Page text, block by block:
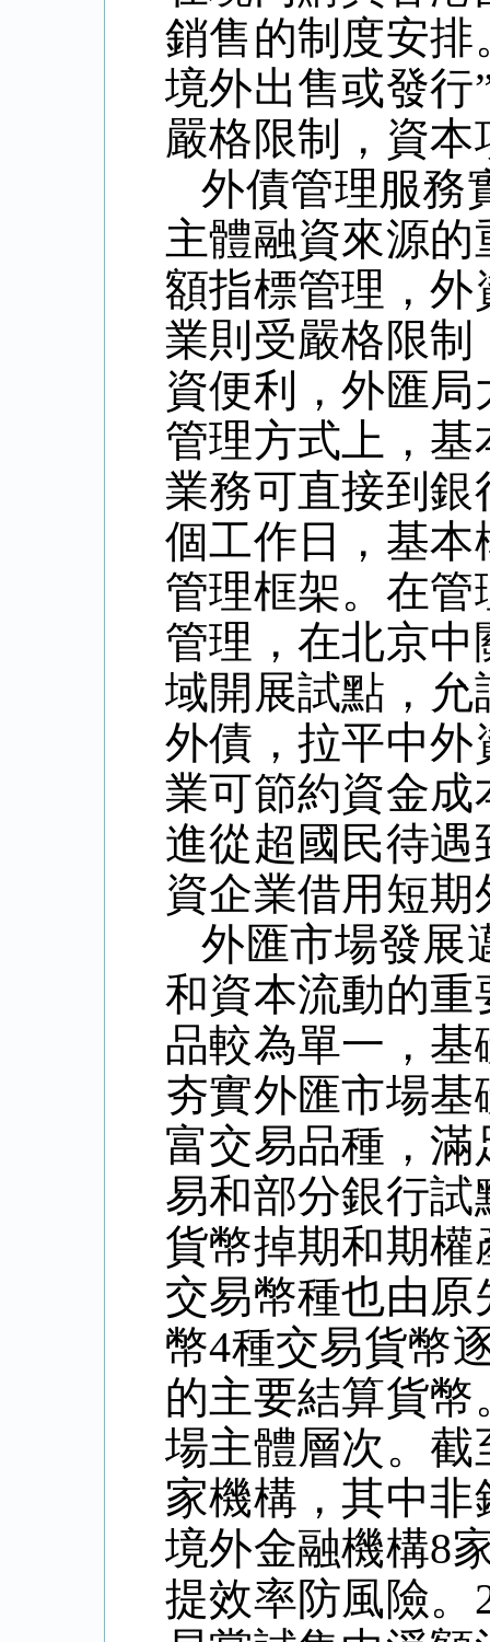
銷售的制度安排
境外出售或發行
嚴格限制，資
外債管理服務
主體融資來源
額指標管理，外
業則受嚴格限
資便利，外匯
管理方式上，
業務可直接到
個工作日，基
管理框架。在
管理，在北京
域開展試點，
外債，拉平中
業可節約資金成
進從超國民待
資企業借用短
外匯市場發展
和資本流動的
品較為單一，
夯實外匯市場
富交易品種，
易和部分銀行
貨幣掉期和期
交易幣種也由
幣4種交易貨幣
的主要結算貨
場主體層次。截
家機構，其中
境外金融機構8
提效率防風險。